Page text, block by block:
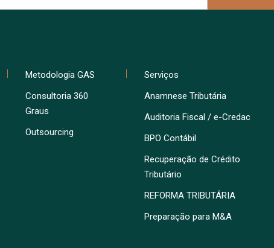
Metodologia GAS
Consultoria 360
Graus
Outsourcing
Serviços
Anamnese Tributária
Auditoria Fiscal / e-Credac
BPO Contábil
Recuperação de Crédito
Tributário
REFORMA TRIBUTÁRIA
Preparação para M&A